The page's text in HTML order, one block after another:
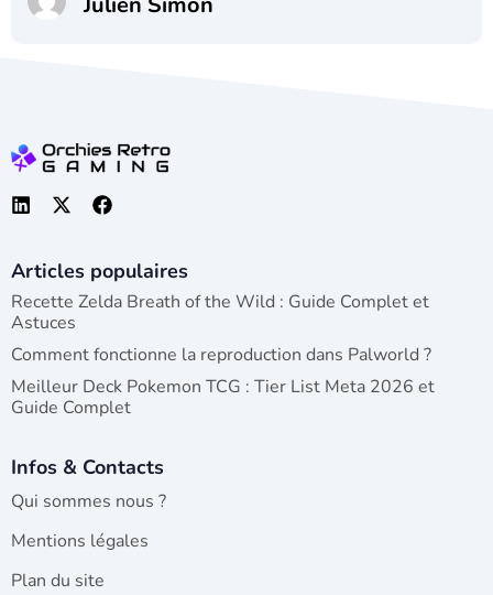
Articles populaires
Recette Zelda Breath of the Wild : Guide Complet et
Astuces
Comment fonctionne la reproduction dans Palworld ?
Meilleur Deck Pokemon TCG : Tier List Meta 2026 et
Guide Complet
Infos & Contacts
Qui sommes nous ?
Mentions légales
Plan du site